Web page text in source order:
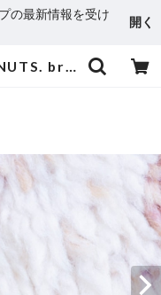
の最新情報を受け
開く
LARGE BUNNY PEANUTS. brass x copper | Peanuts&Co